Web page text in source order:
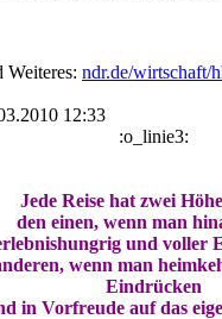
Weiteres: ndr.de/wirtschaft/
12:33
:o_linie3:
Jede Reise hat zwei
den einen, wenn man
und voller
wenn man
Eindrücken
in Vorfreude auf das